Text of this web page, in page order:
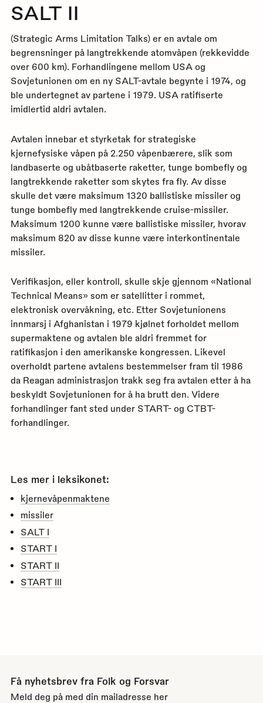
SALT II
(Strategic Arms Limitation Talks) er en avtale om
begrensninger på langtrekkende atomvåpen (rekkevidde
over 600 km). Forhandlingene mellom USA og
Sovjetunionen om en ny SALT-avtale begynte i 1974, og
ble undertegnet av partene i 1979. USA ratifiserte
imidlertid aldri avtalen.
Avtalen innebar et styrketak for strategiske
kjernefysiske våpen på 2.250 våpenbærere, slik som
landbaserte og ubåtbaserte raketter, tunge bombefly og
langtrekkende raketter som skytes fra fly. Av disse
skulle det være maksimum 1320 ballistiske missiler og
tunge bombefly med langtrekkende cruise-missiler.
Maksimum 1200 kunne være ballistiske missiler, hvorav
maksimum 820 av disse kunne være interkontinentale
missiler.
Verifikasjon, eller kontroll, skulle skje gjennom «National
Technical Means» som er satellitter i rommet,
elektronisk overvåkning, etc. Etter Sovjetunionens
innmarsj i Afghanistan i 1979 kjølnet forholdet mellom
supermaktene og avtalen ble aldri fremmet for
ratifikasjon i den amerikanske kongressen. Likevel
overholdt partene avtalens bestemmelser fram til 1986
da Reagan administrasjon trakk seg fra avtalen etter å ha
beskyldt Sovjetunionen for å ha brutt den. Videre
forhandlinger fant sted under START- og CTBT-
forhandlinger.
Les mer i leksikonet:
kjernevåpenmaktene
missiler
SALT I
START I
START II
START III
Få nyhetsbrev fra Folk og Forsvar
Meld deg på med din mailadresse her